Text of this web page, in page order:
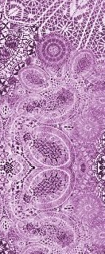
Dentelle au...